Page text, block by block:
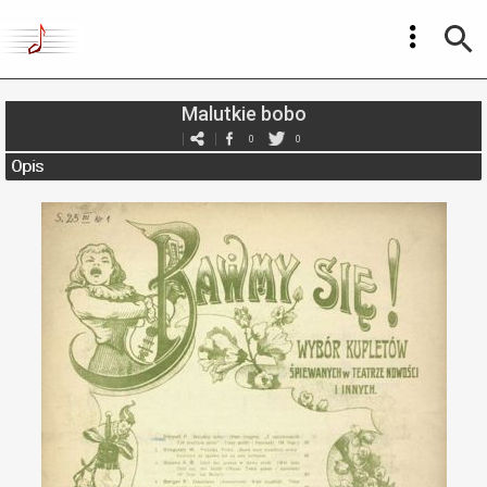
Malutkie bobo
0 0
Opis